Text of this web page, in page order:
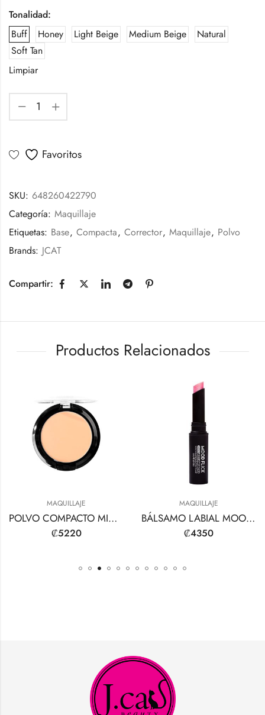
Tonalidad:
Buff
Honey Light Beige Medium Beige
Natural
Soft Tan
Limpiar
Favoritos
SKU: 648260422790
Categoría: Maquillaje
Etiquetas: Base, Compacta, Corrector, Maquillaje, Polvo
Brands: JCAT
Compartir:
Productos Relacionados
MAQUILLAJE
POLVO COMPACTO MINERAL INTENSO
₡5220
MAQUILLAJE
BÁLSAMO LABIAL MOOD FLICK HOLO-SPARKLE
₡4350